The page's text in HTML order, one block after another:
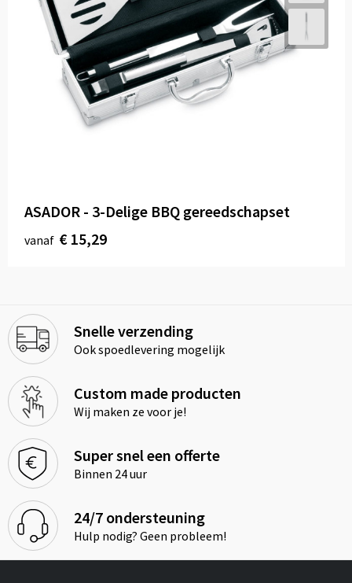
ASADOR - 3-Delige BBQ gereedschapset
vanaf € 15,29
Snelle verzending
Ook spoedlevering mogelijk
Custom made producten
Wij maken ze voor je!
Super snel een offerte
Binnen 24 uur
24/7 ondersteuning
Hulp nodig? Geen probleem!